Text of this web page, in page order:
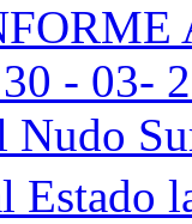
- 03-
Nudo